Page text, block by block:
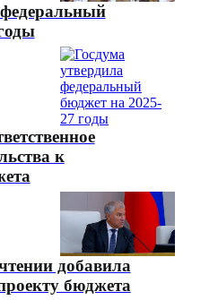
к
добавила
бюджета